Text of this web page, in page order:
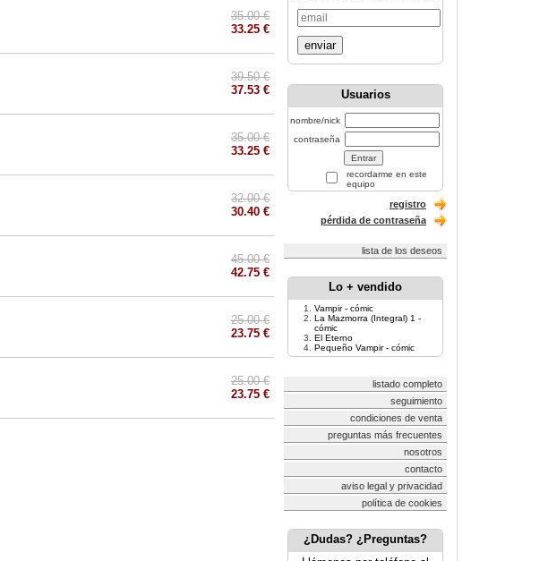
35.00 €
33.25 €
39.50 €
37.53 €
35.00 €
33.25 €
32.00 €
30.40 €
45.00 €
42.75 €
25.00 €
23.75 €
25.00 €
23.75 €
enviar
Usuarios
nombre/nick
contraseña
recordarme en este
equipo
registro
pérdida de contraseña
lista de los deseos
Lo + vendido
Vampir - cómic
La Mazmorra (Integral) 1 -
cómic
El Eterno
Pequeño Vampir - cómic
listado completo
seguimiento
condiciones de venta
preguntas más frecuentes
nosotros
contacto
aviso legal y privacidad
política de cookies
¿Dudas? ¿Preguntas?